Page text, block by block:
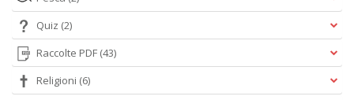
Quiz (2)
Raccolte PDF (43)
Religioni (6)